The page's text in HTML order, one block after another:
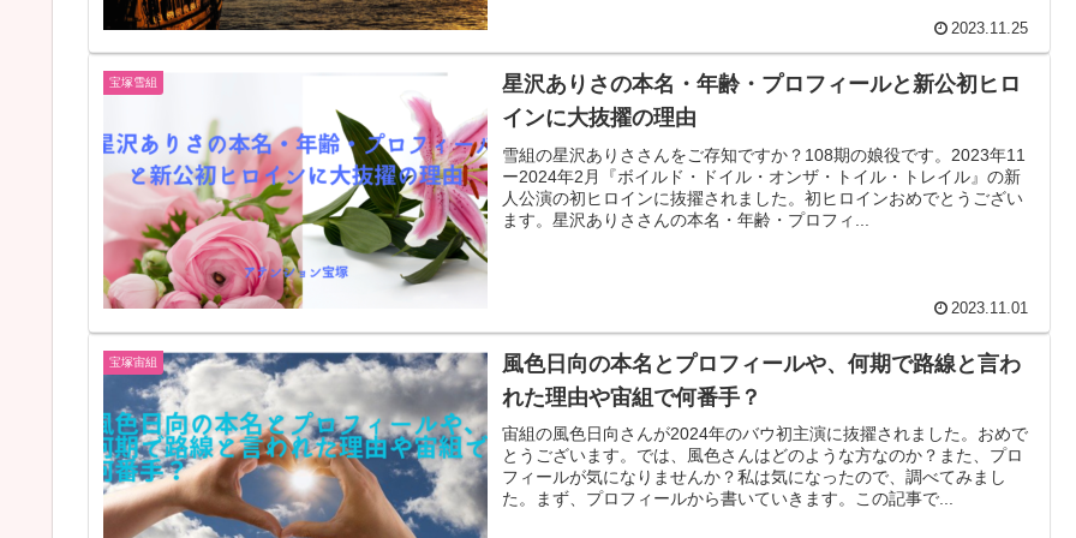
2023.11.25
宝塚雪組
星沢ありさの本名・年齢・プロフィールと新公初ヒロ
インに大抜擢の理由
雪組の星沢ありささんをご存知ですか？108期の娘役です。2023年11
ー2024年2月『ボイルド・ドイル・オンザ・トイル・トレイル』の新
人公演の初ヒロインに抜擢されました。初ヒロインおめでとうござい
ます。星沢ありささんの本名・年齢・プロフィ...
2023.11.01
宝塚宙組
風色日向の本名とプロフィールや、何期で路線と言わ
れた理由や宙組で何番手？
宙組の風色日向さんが2024年のバウ初主演に抜擢されました。おめで
とうございます。では、風色さんはどのような方なのか？また、プロ
フィールが気になりませんか？私は気になったので、調べてみまし
た。まず、プロフィールから書いていきます。この記事で...